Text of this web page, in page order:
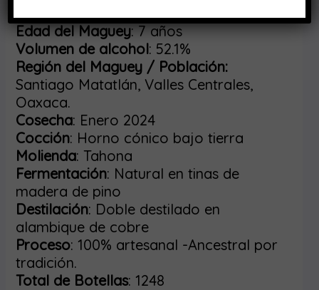
Edad del Maguey: 7 años
Volumen de alcohol: 52.1%
Región del Maguey / Población:
Santiago Matatlán, Valles Centrales,
Oaxaca.
Cosecha: Enero 2024
Cocción: Horno cónico bajo tierra
Molienda: Tahona
Fermentación: Natural en tinas de
madera de pino
Destilación: Doble destilado en
alambique de cobre
Proceso: 100% artesanal -Ancestral por
tradición.
Total de Botellas: 1248